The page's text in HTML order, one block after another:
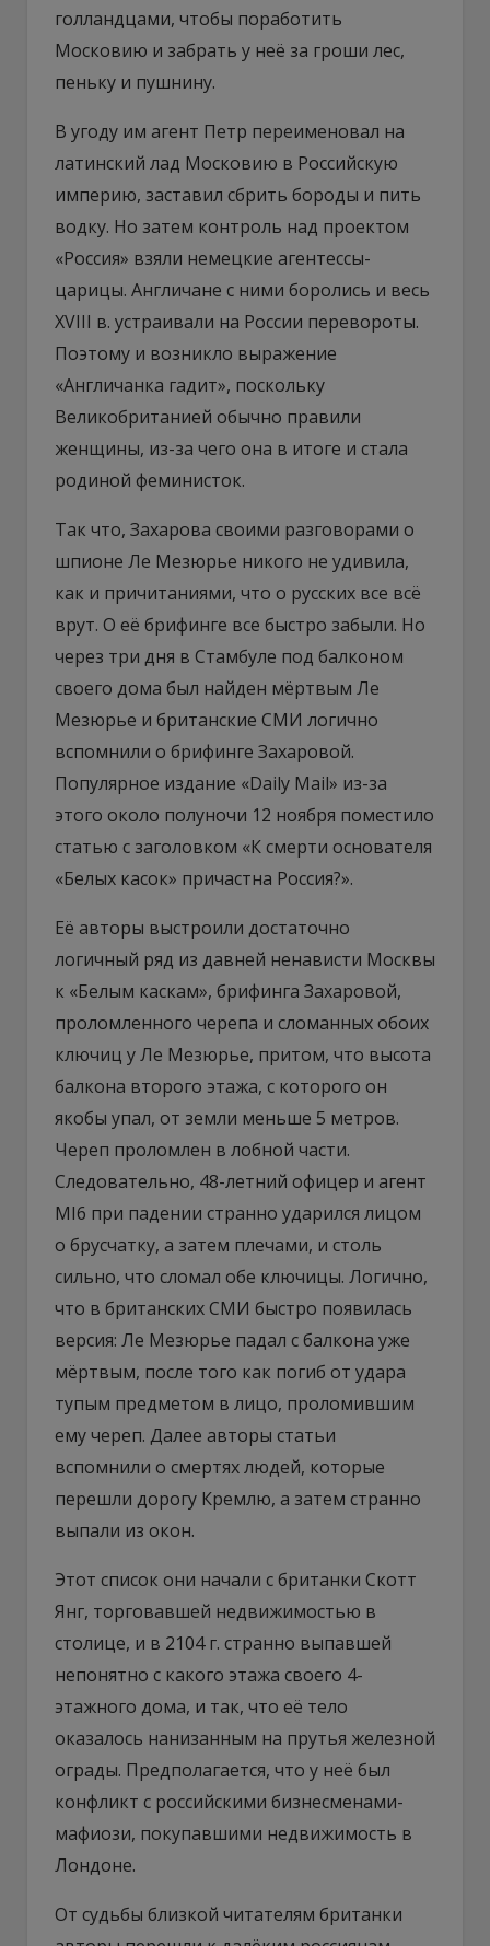
голландцами, чтобы поработить
Московию и забрать у неё за гроши лес,
пеньку и пушнину.
В угоду им агент Петр переименовал на
латинский лад Московию в Российскую
империю, заставил сбрить бороды и пить
водку. Но затем контроль над проектом
«Россия» взяли немецкие агентессы-
царицы. Англичане с ними боролись и весь
XVIII в. устраивали на России перевороты.
Поэтому и возникло выражение
«Англичанка гадит», поскольку
Великобританией обычно правили
женщины, из-за чего она в итоге и стала
родиной феминисток.
Так что, Захарова своими разговорами о
шпионе Ле Мезюрье никого не удивила,
как и причитаниями, что о русских все всё
врут. О её брифинге все быстро забыли. Но
через три дня в Стамбуле под балконом
своего дома был найден мёртвым Ле
Мезюрье и британские СМИ логично
вспомнили о брифинге Захаровой.
Популярное издание «Daily Mail» из-за
этого около полуночи 12 ноября поместило
статью с заголовком «К смерти основателя
«Белых касок» причастна Россия?».
Её авторы выстроили достаточно
логичный ряд из давней ненависти Москвы
к «Белым каскам», брифинга Захаровой,
проломленного черепа и сломанных обоих
ключиц у Ле Мезюрье, притом, что высота
балкона второго этажа, с которого он
якобы упал, от земли меньше 5 метров.
Череп проломлен в лобной части.
Следовательно, 48-летний офицер и агент
MI6 при падении странно ударился лицом
о брусчатку, а затем плечами, и столь
сильно, что сломал обе ключицы. Логично,
что в британских СМИ быстро появилась
версия: Ле Мезюрье падал с балкона уже
мёртвым, после того как погиб от удара
тупым предметом в лицо, проломившим
ему череп. Далее авторы статьи
вспомнили о смертях людей, которые
перешли дорогу Кремлю, а затем странно
выпали из окон.
Этот список они начали с британки Скотт
Янг, торговавшей недвижимостью в
столице, и в 2104 г. странно выпавшей
непонятно с какого этажа своего 4-
этажного дома, и так, что её тело
оказалось нанизанным на прутья железной
ограды. Предполагается, что у неё был
конфликт с российскими бизнесменами-
мафиози, покупавшими недвижимость в
Лондоне.
От судьбы близкой читателям британки